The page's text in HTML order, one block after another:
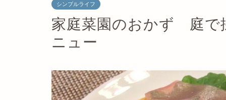
シンプルライフ
家庭菜園のおかず 庭で
ニュー